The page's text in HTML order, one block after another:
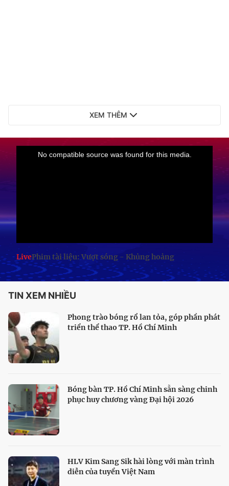
XEM THÊM
LivePhim tài liệu: Vượt sóng - Khủng hoảng
TIN XEM NHIỀU
Phong trào bóng rổ lan tỏa, góp phần phát
triển thể thao TP. Hồ Chí Minh
Bóng bàn TP. Hồ Chí Minh sẵn sàng chinh
phục huy chương vàng Đại hội 2026
HLV Kim Sang Sik hài lòng với màn trình
diễn của tuyển Việt Nam